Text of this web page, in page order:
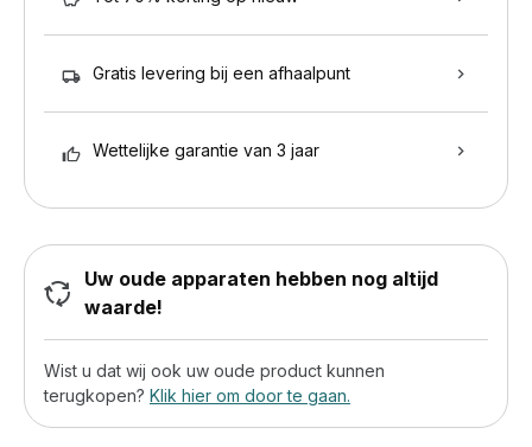
Gratis levering bij een afhaalpunt
Wettelijke garantie van 3 jaar
Uw oude apparaten hebben nog altijd
waarde!
Wist u dat wij ook uw oude product kunnen
terugkopen? Klik hier om door te gaan.